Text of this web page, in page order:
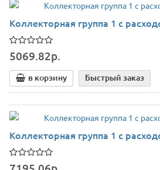
Коллекторная группа 1 с
5069.82р.
в корзину Быстрый заказ
Коллекторная группа 1 с